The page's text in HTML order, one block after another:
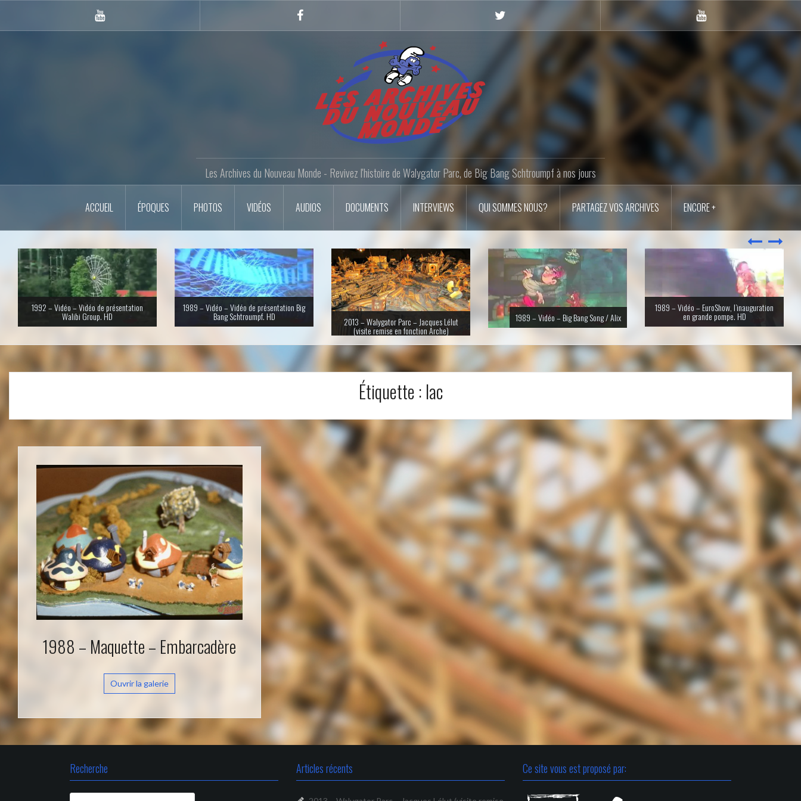
content
Youtube
Gazette
Youtube
LANM
Les Archives du Nouveau Monde - Revivez l'histoire de Walygator Parc, de Big Bang Schtroumpf à nos jours
ACCUEIL ÉPOQUES PHOTOS VIDÉOS AUDIOS DOCUMENTS INTERVIEWS QUI SOMMES NOUS? PARTAGEZ VOS ARCHIVES ENCORE +
1992 – Vidéo – Vidéo de présentation
Walibi Group. HD
1989 – Vidéo – Vidéo de présentation Big
Bang Schtroumpf. HD 2013 – Walygator Parc – Jacques Lélut
(visite remise en fonction Arche)
1989 – Vidéo – Big Bang Song / Alix
1989 – Vidéo – EuroShow, l’inauguration
en grande pompe. HD
Étiquette : lac
1988 – Maquette – Embarcadère
Ouvrir la galerie
Recherche Articles récents Ce site vous est proposé par: